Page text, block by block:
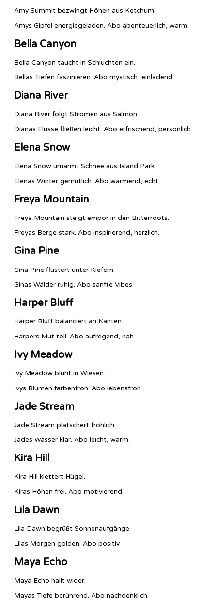
Amy Summit bezwingt Höhen aus Ketchum.
Amys Gipfel energiegeladen. Abo abenteuerlich, warm.
Bella Canyon
Bella Canyon taucht in Schluchten ein.
Bellas Tiefen faszinieren. Abo mystisch, einladend.
Diana River
Diana River folgt Strömen aus Salmon.
Dianas Flüsse fließen leicht. Abo erfrischend, persönlich.
Elena Snow
Elena Snow umarmt Schnee aus Island Park.
Elenas Winter gemütlich. Abo wärmend, echt.
Freya Mountain
Freya Mountain steigt empor in den Bitterroots.
Freyas Berge stark. Abo inspirierend, herzlich.
Gina Pine
Gina Pine flüstert unter Kiefern.
Ginas Wälder ruhig. Abo sanfte Vibes.
Harper Bluff
Harper Bluff balanciert an Kanten.
Harpers Mut toll. Abo aufregend, nah.
Ivy Meadow
Ivy Meadow blüht in Wiesen.
Ivys Blumen farbenfroh. Abo lebensfroh.
Jade Stream
Jade Stream plätschert fröhlich.
Jades Wasser klar. Abo leicht, warm.
Kira Hill
Kira Hill klettert Hügel.
Kiras Höhen frei. Abo motivierend.
Lila Dawn
Lila Dawn begrüßt Sonnenaufgänge.
Lilas Morgen golden. Abo positiv.
Maya Echo
Maya Echo hallt wider.
Mayas Tiefe berührend. Abo nachdenklich.